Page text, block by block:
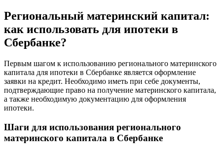
Региональный материнский капитал:
как использовать для ипотеки в
Сбербанке?
Первым шагом к использованию регионального материнского
капитала для ипотеки в Сбербанке является оформление
заявки на кредит. Необходимо иметь при себе документы,
подтверждающие право на получение материнского капитала,
а также необходимую документацию для оформления
ипотеки.
Шаги для использования регионального
материнского капитала в Сбербанке